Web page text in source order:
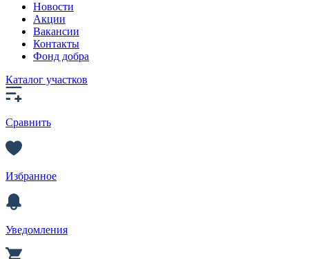
Новости
Акции
Вакансии
Контакты
Фонд добра
Каталог участков
Сравнить
Избранное
Уведомления